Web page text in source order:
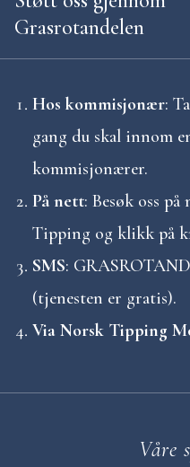
g
g
s
n
a
v
i
g
Grasrotandelen
Hos kommisjonær:
gang du skal innom
kommisjonærer.
På nett: Besøk oss
Tipping og klikk på
SMS:
(tjenesten er gratis).
Via Norsk Tipping
Våre